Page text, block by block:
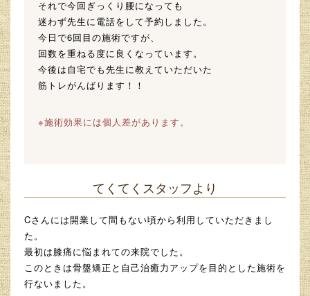
それで今回ぎっくり腰になっても
迷わず先生に電話をして予約しました。
今日で6回目の施術ですが、
回数を重ねる度に良くなっています。
今後は自宅でも先生に教えていただいた
筋トレがんばります！！
※施術効果には個人差があります。
てくてくスタッフより
Cさんには開業して間もない頃から利用していただきまし
た。
最初は膝痛に悩まれての来院でした。
このときは骨盤矯正と自己治癒力アップを目的とした施術を
行ないました。